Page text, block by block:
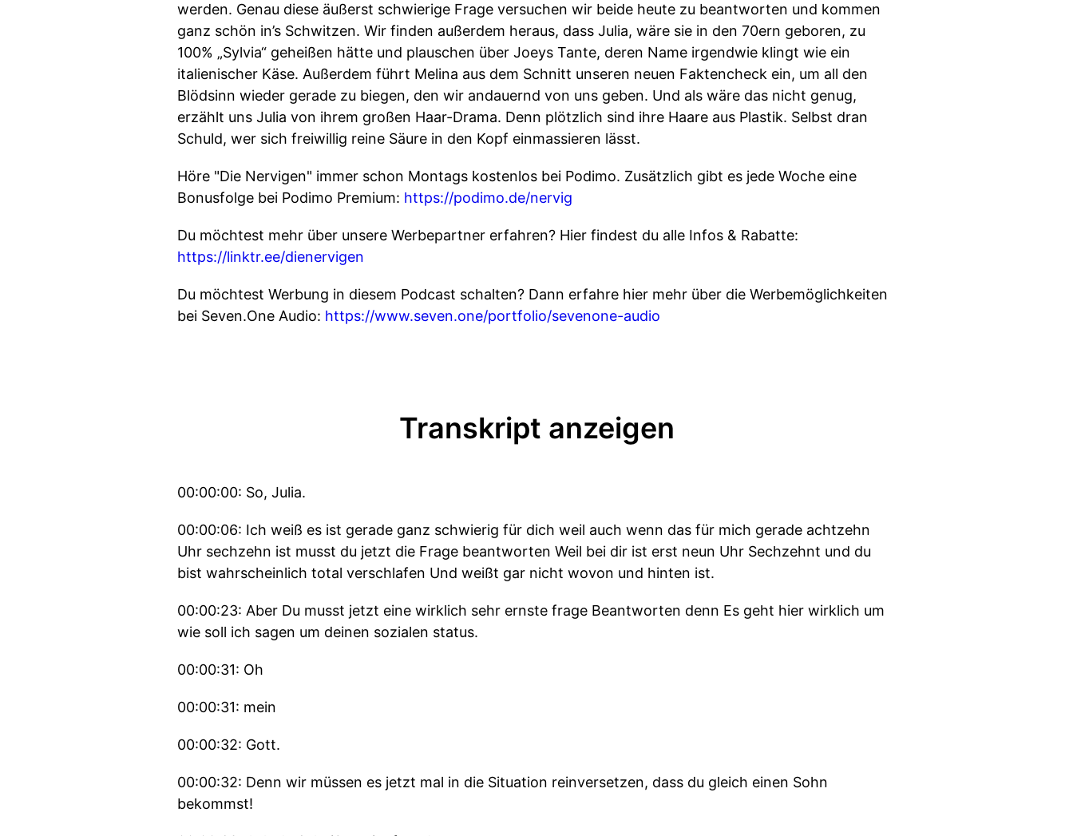
werden. Genau diese äußerst schwierige Frage versuchen wir beide heute zu beantworten und kommen
ganz schön in’s Schwitzen. Wir finden außerdem heraus, dass Julia, wäre sie in den 70ern geboren, zu
100% „Sylvia“ geheißen hätte und plauschen über Joeys Tante, deren Name irgendwie klingt wie ein
italienischer Käse. Außerdem führt Melina aus dem Schnitt unseren neuen Faktencheck ein, um all den
Blödsinn wieder gerade zu biegen, den wir andauernd von uns geben. Und als wäre das nicht genug,
erzählt uns Julia von ihrem großen Haar-Drama. Denn plötzlich sind ihre Haare aus Plastik. Selbst dran
Schuld, wer sich freiwillig reine Säure in den Kopf einmassieren lässt.
Höre "Die Nervigen" immer schon Montags kostenlos bei Podimo. Zusätzlich gibt es jede Woche eine
Bonusfolge bei Podimo Premium: https://podimo.de/nervig
Du möchtest mehr über unsere Werbepartner erfahren? Hier findest du alle Infos & Rabatte:
https://linktr.ee/dienervigen
Du möchtest Werbung in diesem Podcast schalten? Dann erfahre hier mehr über die Werbemöglichkeiten
bei Seven.One Audio: https://www.seven.one/portfolio/sevenone-audio
Transkript anzeigen
00:00:00: So, Julia.
00:00:06: Ich weiß es ist gerade ganz schwierig für dich weil auch wenn das für mich gerade achtzehn
Uhr sechzehn ist musst du jetzt die Frage beantworten Weil bei dir ist erst neun Uhr Sechzehnt und du
bist wahrscheinlich total verschlafen Und weißt gar nicht wovon und hinten ist.
00:00:23: Aber Du musst jetzt eine wirklich sehr ernste frage Beantworten denn Es geht hier wirklich um
wie soll ich sagen um deinen sozialen status.
00:00:31: Oh
00:00:31: mein
00:00:32: Gott.
00:00:32: Denn wir müssen es jetzt mal in die Situation reinversetzen, dass du gleich einen Sohn
bekommst!